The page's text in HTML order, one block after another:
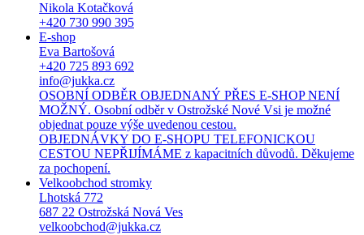
Nikola Kotačková
+420 730 990 395
E-shop
Eva Bartošová
+420 725 893 692
info@jukka.cz
OSOBNÍ ODBĚR OBJEDNANÝ PŘES E-SHOP NENÍ
MOŽNÝ. Osobní odběr v Ostrožské Nové Vsi je možné
objednat pouze výše uvedenou cestou.
OBJEDNÁVKY DO E-SHOPU TELEFONICKOU
CESTOU NEPŘIJÍMÁME z kapacitních důvodů. Děkujeme
za pochopení.
Velkoobchod stromky
Lhotská 772
687 22 Ostrožská Nová Ves
velkoobchod@jukka.cz